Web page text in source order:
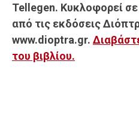
Tellegen. Κυκλοφορεί
από τις εκδόσεις
www.dioptra.gr.
του βιβλίου.